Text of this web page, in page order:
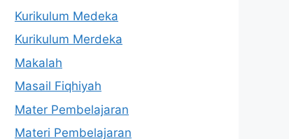
Kurikulum Medeka
Kurikulum Merdeka
Makalah
Masail Fiqhiyah
Mater Pembelajaran
Materi Pembelajaran